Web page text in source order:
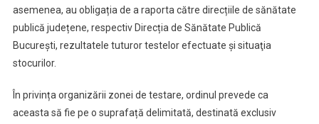
asemenea, au obligația de a raporta către direcțiile de sănătate
publică județene, respectiv Direcția de Sănătate Publică
Bucureşti, rezultatele tuturor testelor efectuate și situaţia
stocurilor.
În privința organizării zonei de testare, ordinul prevede ca
aceasta să fie pe o suprafață delimitată, destinată exclusiv